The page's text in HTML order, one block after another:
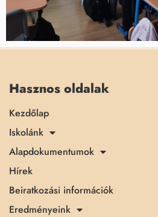
Hasznos oldalak
Kezdőlap
Iskolánk
Alapdokumentumok
Hírek
Beiratkozási információk
Eredményeink